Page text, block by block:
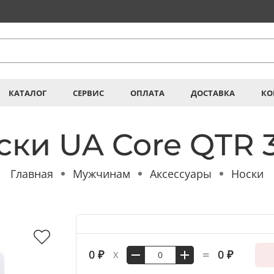
КАТАЛОГ СЕРВИС ОПЛАТА ДОСТАВКА
UA Core QTR
Главная Мужчинам Аксессуары Носки
0 ₽ X = 0 ₽